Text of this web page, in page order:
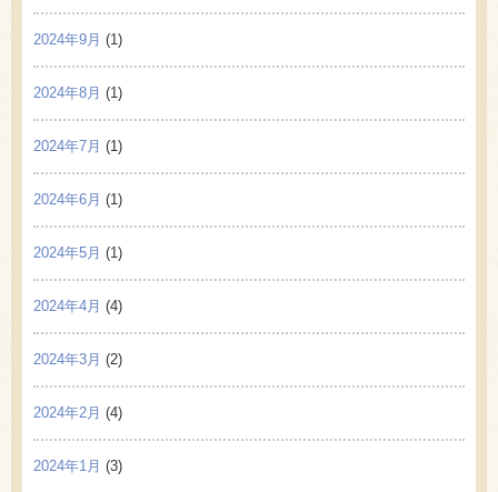
2024年9月 (1)
2024年8月 (1)
2024年7月 (1)
2024年6月 (1)
2024年5月 (1)
2024年4月 (4)
2024年3月 (2)
2024年2月 (4)
2024年1月 (3)